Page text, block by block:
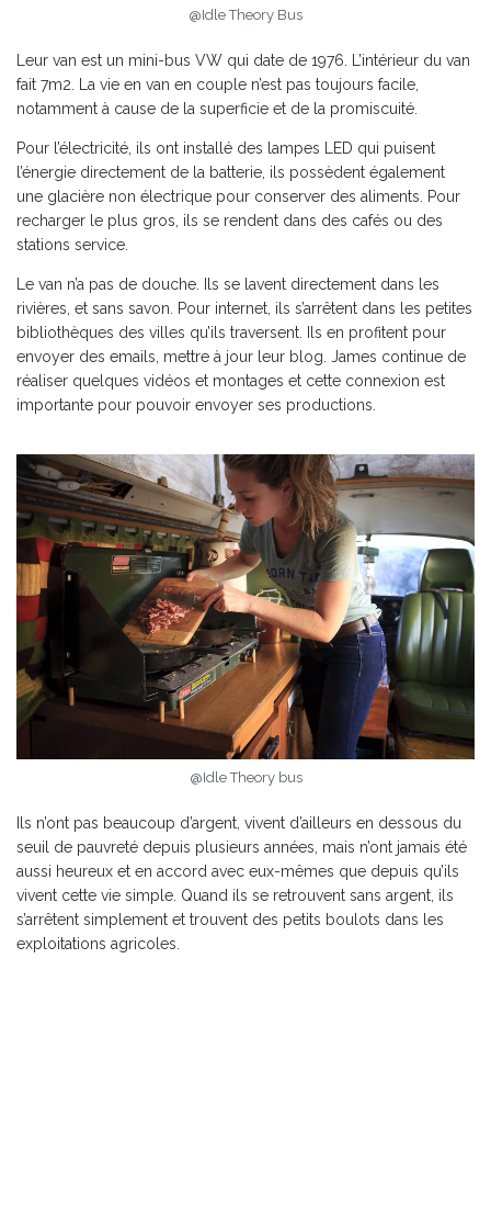
@Idle Theory Bus
Leur van est un mini-bus VW qui date de 1976. L’intérieur du van
fait 7m2. La vie en van en couple n’est pas toujours facile,
notamment à cause de la superficie et de la promiscuité.
Pour l’électricité, ils ont installé des lampes LED qui puisent
l’énergie directement de la batterie, ils possèdent également
une glacière non électrique pour conserver des aliments. Pour
recharger le plus gros, ils se rendent dans des cafés ou des
stations service.
Le van n’a pas de douche. Ils se lavent directement dans les
rivières, et sans savon. Pour internet, ils s’arrêtent dans les petites
bibliothèques des villes qu’ils traversent. Ils en profitent pour
envoyer des emails, mettre à jour leur blog. James continue de
réaliser quelques vidéos et montages et cette connexion est
importante pour pouvoir envoyer ses productions.
@Idle Theory bus
Ils n’ont pas beaucoup d’argent, vivent d’ailleurs en dessous du
seuil de pauvreté depuis plusieurs années, mais n’ont jamais été
aussi heureux et en accord avec eux-mêmes que depuis qu’ils
vivent cette vie simple. Quand ils se retrouvent sans argent, ils
s’arrêtent simplement et trouvent des petits boulots dans les
exploitations agricoles.